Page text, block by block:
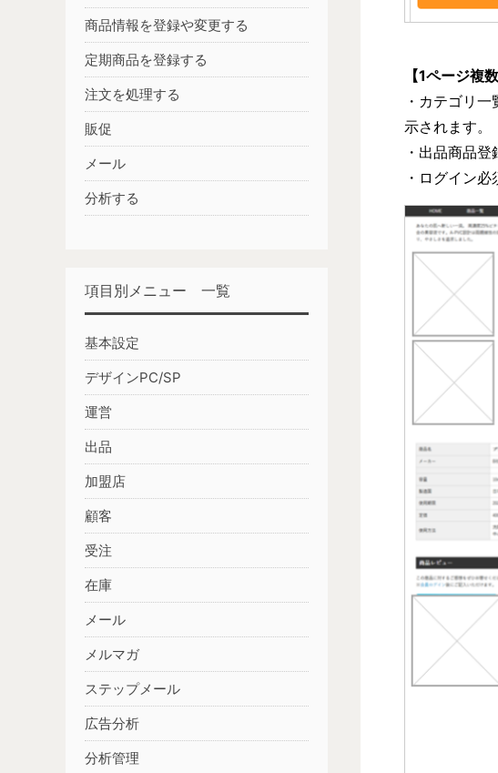
【1ページ複
・カテゴリ
示されます。
・出品商品
・ログイン
商品情報を登録や変更する
定期商品を登録する
注文を処理する
販促
メール
分析する
項目別メニュー 一覧
基本設定
デザインPC/SP
運営
出品
加盟店
顧客
受注
在庫
メール
メルマガ
ステップメール
広告分析
分析管理